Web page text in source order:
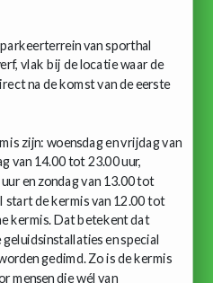
van sporthal
vlak bij de locatie waar de
na de komst van de eerste
zijn: woensdag en vrijdag van
van 14.00 tot 23.00 uur,
en zondag van 13.00 tot
start de kermis van 12.00 tot
kermis. Dat betekent dat
en special
gedimd. Zo is de kermis
mensen die wél van